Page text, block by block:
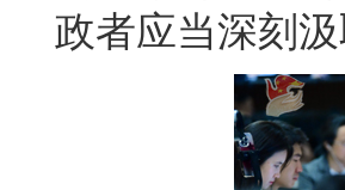
政者应当深刻